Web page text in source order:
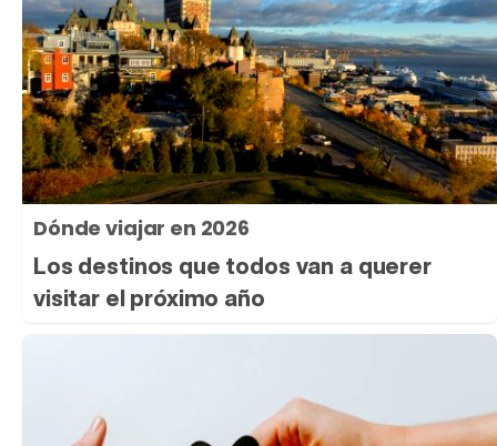
Dónde viajar en 2026
Los destinos que todos van a querer
visitar el próximo año